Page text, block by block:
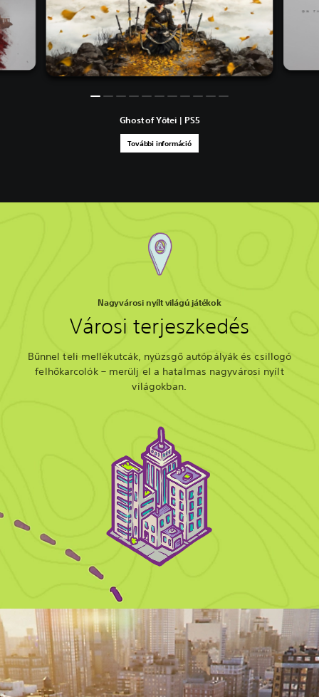
Ghost of Yōtei | PS5
További információ
Nagyvárosi nyílt világú játékok
Városi terjeszkedés
Bűnnel teli mellékutcák, nyüzsgő autópályák és csillogó
felhőkarcolók – merülj el a hatalmas nagyvárosi nyílt
világokban.